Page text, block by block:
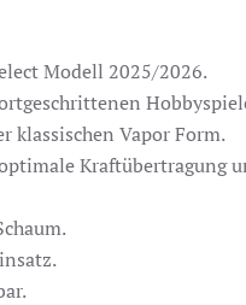
Modell 2025/2026.
klassischen Vapor Form.
Kraftübertragung